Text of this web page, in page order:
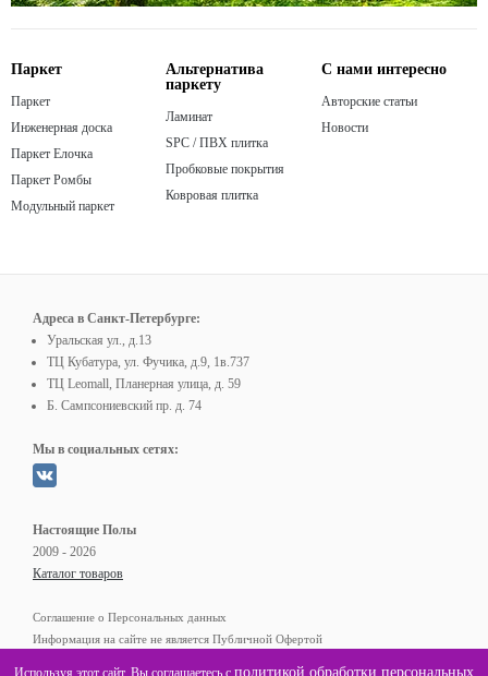
Паркет
Паркет
Инженерная доска
Паркет Елочка
Паркет Ромбы
Модульный паркет
Альтернатива
паркету
Ламинат
SPC / ПВХ плитка
Пробковые покрытия
Ковровая плитка
С нами интересно
Авторские статьи
Новости
Адреса в Санкт-Петербурге:
Уральская ул., д.13
ТЦ Кубатура, ул. Фучика, д.9, 1в.737
ТЦ Leomall, Планерная улица, д. 59
Б. Сампсониевский пр. д. 74
Мы в социальных сетях:
Настоящие Полы
2009 - 2026
Каталог товаров
Соглашение о Персональных данных
Информация на сайте не является Публичной Офертой
Используя этот сайт, Вы соглашаетесь с политикой обработки персональных